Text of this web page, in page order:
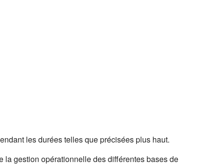
les durées telles que précisées plus haut.
la gestion opérationnelle des différentes bases de